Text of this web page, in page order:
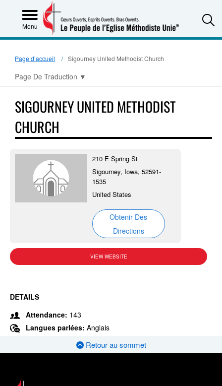
Menu
Page d’accueil Sigourney United Methodist Church
Page De Traduction ▼
SIGOURNEY UNITED METHODIST
CHURCH
210 E Spring St
Sigourney, Iowa, 52591-
1535
United States
Obtenir Des
Directions
VIEW WEBSITE
DETAILS
Attendance: 143
Langues parlées: Anglais
Retour au sommet